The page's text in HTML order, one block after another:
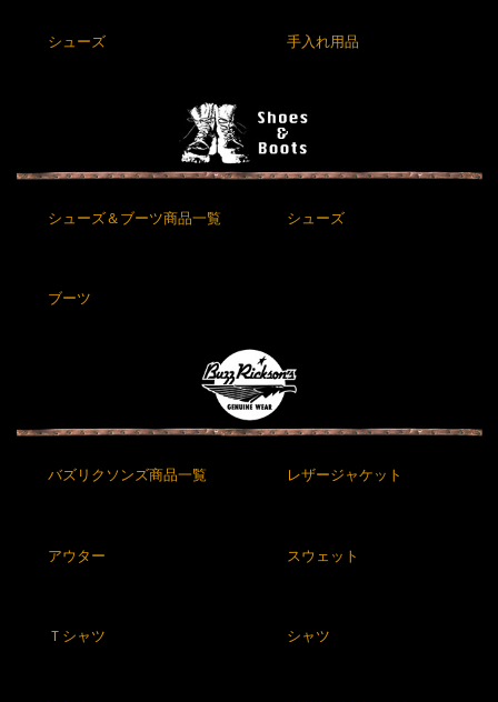
シューズ 手入れ用品
シューズ＆ブーツ商品一覧 シューズ
ブーツ
バズリクソンズ商品一覧 レザージャケット
アウター スウェット
Ｔシャツ シャツ